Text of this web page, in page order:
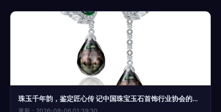
珠玉千年韵，鉴定匠心传 记中国珠宝玉石首饰行业协会的角色与担当